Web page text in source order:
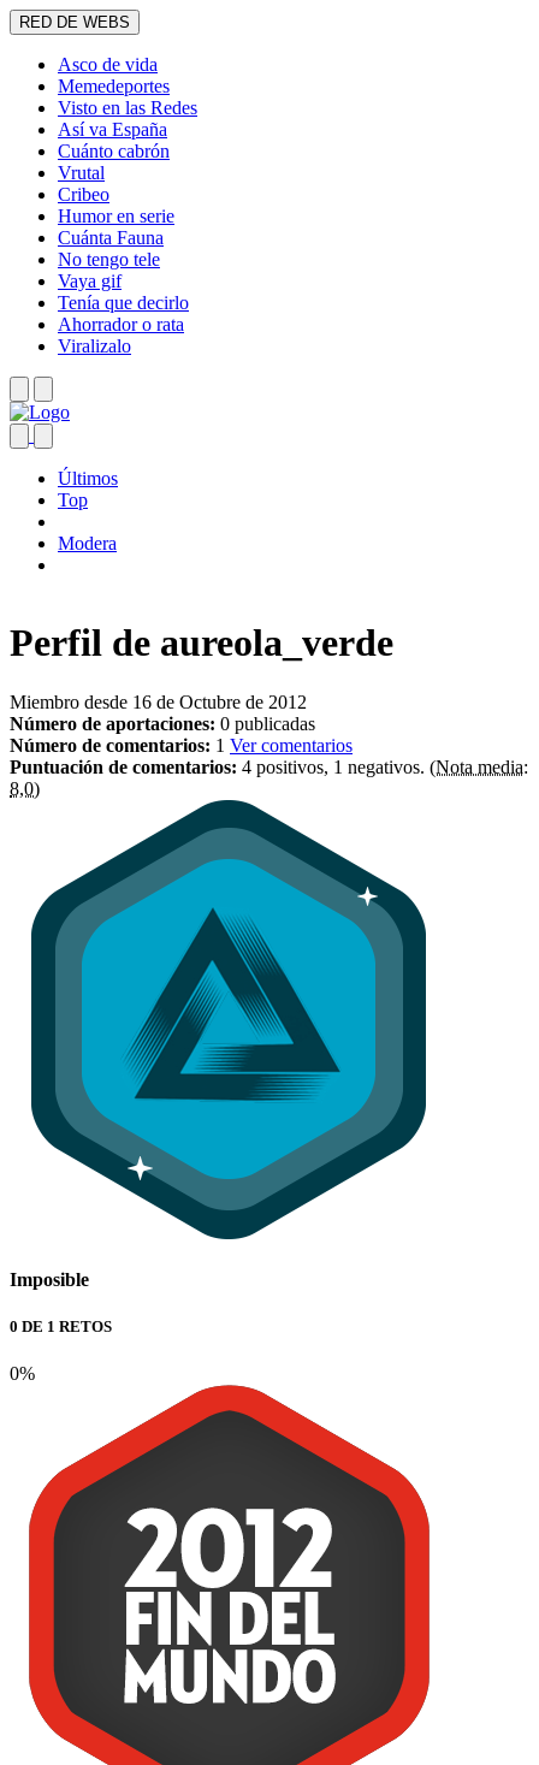
RED DE WEBS
Asco de vida
Memedeportes
Visto en las Redes
Así va España
Cuánto cabrón
Vrutal
Cribeo
Humor en serie
Cuánta Fauna
No tengo tele
Vaya gif
Tenía que decirlo
Ahorrador o rata
Viralizalo
Últimos
Top
Modera
Perfil de aureola_verde
Miembro desde 16 de Octubre de 2012
Número de aportaciones: 0 publicadas
Número de comentarios: 1 Ver comentarios
Puntuación de comentarios: 4 positivos, 1 negativos. (Nota media:
8,0)
Imposible
0 DE 1 RETOS
0%